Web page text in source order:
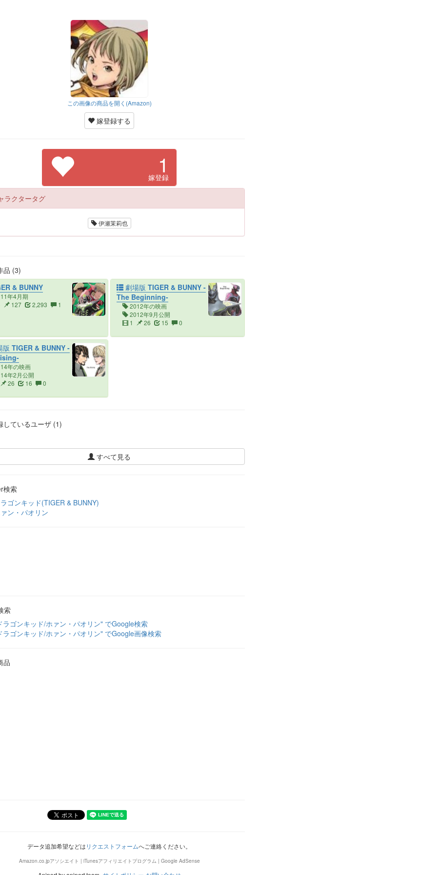
この画像の商品を開く(Amazon)
嫁登録する
1
嫁登録
ラクタータグ
伊瀬茉莉也
品 (3)
& BUNNY
年4月期
127 2,293 1
劇場版 TIGER & BUNNY -
The Beginning-
2012年の映画
2012年9月公開
1
26 15 0
TIGER & BUNNY -
年の映画
年2月公開
26
16 0
ているユーザ (1)
すべて見る
検索
ゴンキッド(TIGER & BUNNY)
ン・パオリン
索
ラゴンキッド/ホァン・パオリン" でGoogle検索
ラゴンキッド/ホァン・パオリン" でGoogle画像検索
品
データ追加希望などはリクエストフォームへご連絡ください。
Amazon.co.jpアソシエイト | iTunesアフィリエイトプログラム | Google AdSense